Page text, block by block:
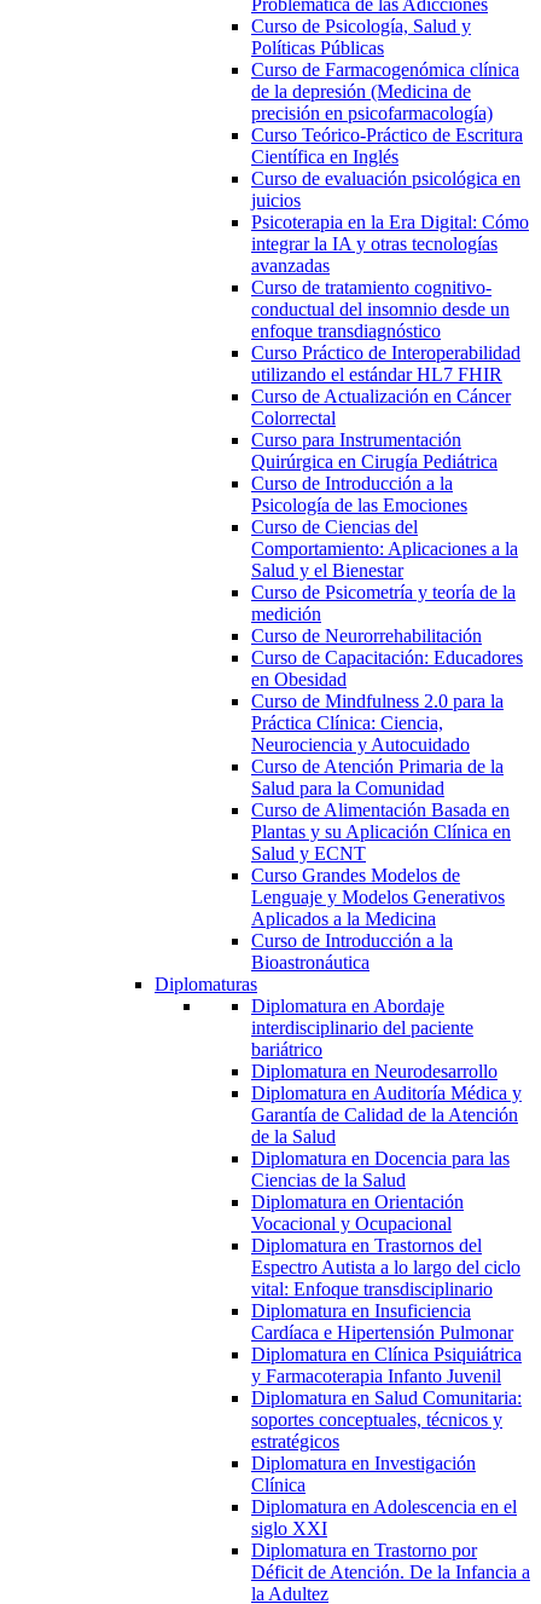
Problemática de las Adicciones
Curso de Psicología, Salud y
Políticas Públicas
Curso de Farmacogenómica clínica
de la depresión (Medicina de
precisión en psicofarmacología)
Curso Teórico-Práctico de Escritura
Científica en Inglés
Curso de evaluación psicológica en
juicios
Psicoterapia en la Era Digital: Cómo
integrar la IA y otras tecnologías
avanzadas
Curso de tratamiento cognitivo-
conductual del insomnio desde un
enfoque transdiagnóstico
Curso Práctico de Interoperabilidad
utilizando el estándar HL7 FHIR
Curso de Actualización en Cáncer
Colorrectal
Curso para Instrumentación
Quirúrgica en Cirugía Pediátrica
Curso de Introducción a la
Psicología de las Emociones
Curso de Ciencias del
Comportamiento: Aplicaciones a la
Salud y el Bienestar
Curso de Psicometría y teoría de la
medición
Curso de Neurorrehabilitación
Curso de Capacitación: Educadores
en Obesidad
Curso de Mindfulness 2.0 para la
Práctica Clínica: Ciencia,
Neurociencia y Autocuidado
Curso de Atención Primaria de la
Salud para la Comunidad
Curso de Alimentación Basada en
Plantas y su Aplicación Clínica en
Salud y ECNT
Curso Grandes Modelos de
Lenguaje y Modelos Generativos
Aplicados a la Medicina
Curso de Introducción a la
Bioastronáutica
Diplomaturas
Diplomatura en Abordaje
interdisciplinario del paciente
bariátrico
Diplomatura en Neurodesarrollo
Diplomatura en Auditoría Médica y
Garantía de Calidad de la Atención
de la Salud
Diplomatura en Docencia para las
Ciencias de la Salud
Diplomatura en Orientación
Vocacional y Ocupacional
Diplomatura en Trastornos del
Espectro Autista a lo largo del ciclo
vital: Enfoque transdisciplinario
Diplomatura en Insuficiencia
Cardíaca e Hipertensión Pulmonar
Diplomatura en Clínica Psiquiátrica
y Farmacoterapia Infanto Juvenil
Diplomatura en Salud Comunitaria:
soportes conceptuales, técnicos y
estratégicos
Diplomatura en Investigación
Clínica
Diplomatura en Adolescencia en el
siglo XXI
Diplomatura en Trastorno por
Déficit de Atención. De la Infancia a
la Adultez